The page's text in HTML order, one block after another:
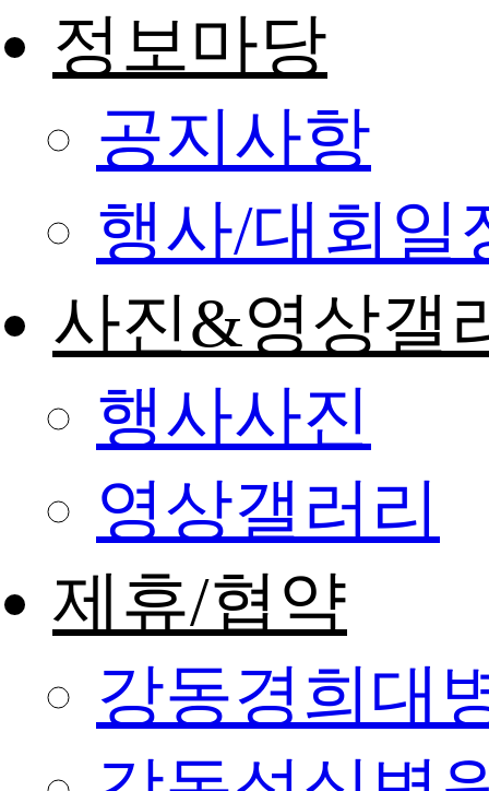
정보마당
공지사항
행사/대회일
사진&영상갤
행사사진
영상갤러리
제휴/협약
강동경희대